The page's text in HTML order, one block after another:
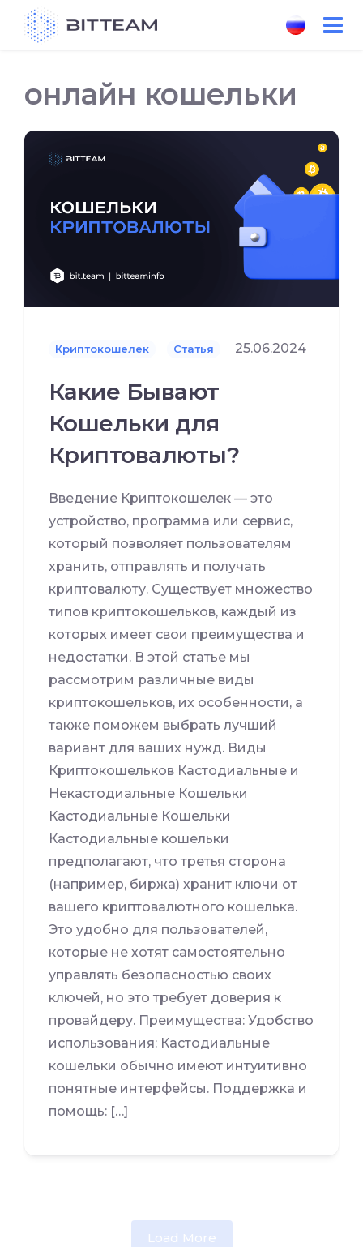
онлайн кошельки
Криптокошелек Статья 25.06.2024
Какие Бывают
Кошельки для
Криптовалюты?
Введение Криптокошелек — это
устройство, программа или сервис,
который позволяет пользователям
хранить, отправлять и получать
криптовалюту. Существует множество
типов криптокошельков, каждый из
которых имеет свои преимущества и
недостатки. В этой статье мы
рассмотрим различные виды
криптокошельков, их особенности, а
также поможем выбрать лучший
вариант для ваших нужд. Виды
Криптокошельков Кастодиальные и
Некастодиальные Кошельки
Кастодиальные Кошельки
Кастодиальные кошельки
предполагают, что третья сторона
(например, биржа) хранит ключи от
вашего криптовалютного кошелька.
Это удобно для пользователей,
которые не хотят самостоятельно
управлять безопасностью своих
ключей, но это требует доверия к
провайдеру. Преимущества: Удобство
использования: Кастодиальные
кошельки обычно имеют интуитивно
понятные интерфейсы. Поддержка и
помощь: […]
Load More